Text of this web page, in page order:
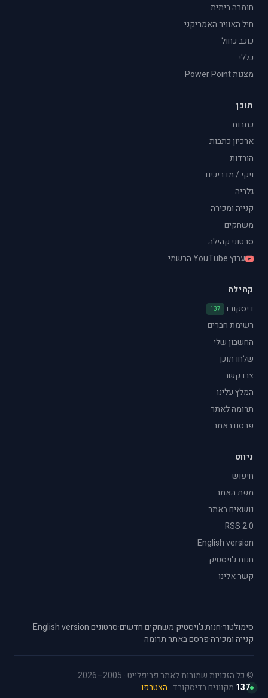
חומרה ביתית
חיל האוויר האמריקני
כוכב כחול
כללי
מצגות Power Point
תוכן
כתבות
ארכיון כתבות
הורדות
ויקי / מדריכים
גלריה
קנייה ומכירה
משחקים
סרטוני קהילה
ערוץ YouTube הרשמי
קהילה
דיסקורד 137
רשימת חברים
החשבון שלי
שלחו תוכן
צרו קשר
המלץ עלינו
תרומה לאתר
פרסם באתר
ניווט
חיפוש
מפת האתר
נושאים באתר
RSS 2.0
English version
חנות ג'ויסטיק
קשר אלינו
סימולטור·חנות ג'ויסטיק·משחקים חדשים·סרטונים·
English version
·
קנייה ומכירה·פרסם באתר·תרומה
© כל הזכויות שמורות לאתר פריפלייט · 2005–2026
137 מקוונים בדיסקורד · הצטרפו